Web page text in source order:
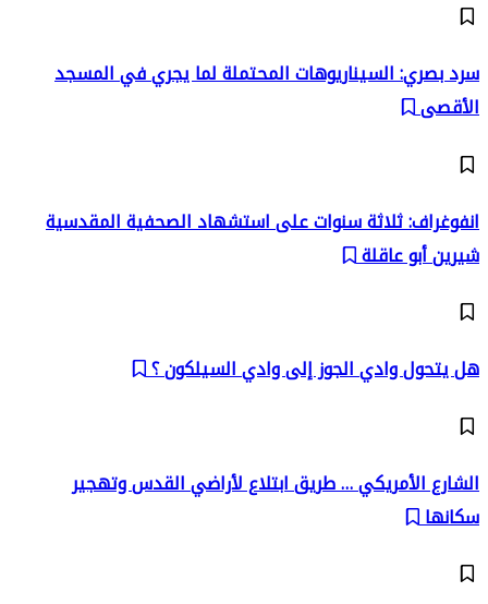
سرد بصري: السيناريوهات المحتملة لما يجري في المسجد
الأقصى
انفوغراف: ثلاثة سنوات على استشهاد الصحفية المقدسية
شيرين أبو عاقلة
هل يتحول وادي الجوز إلى وادي السيلكون ؟
الشارع الأمريكي … طريق ابتلاع لأراضي القدس وتهجير
سكانها